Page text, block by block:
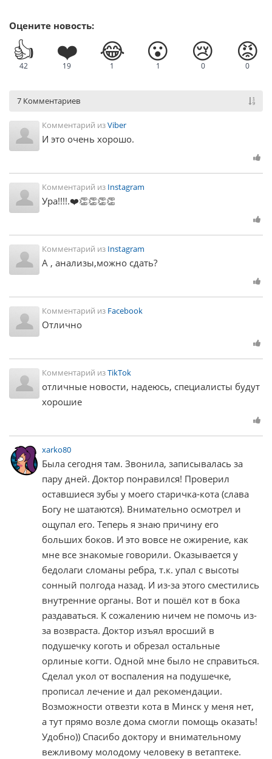
Оцените новость:
👍
42
❤️
19
😂
1
😮
1
😢
0
😡
0
7 Комментариев
Комментарий изViber
И это очень хорошо.
Комментарий из Instagram
Ура!!!!.❤️👏👏👏👏
Комментарий из Instagram
А , анализы,можно сдать?
Комментарий из Facebook
Отлично
Комментарий изTikTok
отличные новости, надеюсь, специалисты будут
хорошие
xarko80
Была сегодня там. Звонила, записывалась за
пару дней. Доктор понравился! Проверил
оставшиеся зубы у моего старичка-кота (слава
Богу не шатаются). Внимательно осмотрел и
ощупал его. Теперь я знаю причину его
больших боков. И это вовсе не ожирение, как
мне все знакомые говорили. Оказывается у
бедолаги сломаны ребра, т.к. упал с высоты
сонный полгода назад. И из-за этого сместились
внутренние органы. Вот и пошёл кот в бока
раздаваться. К сожалению ничем не помочь из-
за возвраста. Доктор изъял вросший в
подушечку коготь и обрезал остальные
орлиные когти. Одной мне было не справиться.
Сделал укол от воспаления на подушечке,
прописал лечение и дал рекомендации.
Возможности отвезти кота в Минск у меня нет,
а тут прямо возле дома смогли помощь оказать!
Удобно)) Спасибо доктору и внимательному
вежливому молодому человеку в ветаптеке.